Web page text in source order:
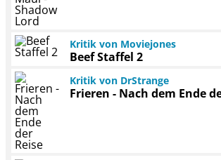
Kritik von Moviejones
Beef Staffel 2
Kritik von DrStrange
Frieren - Nach dem Ende